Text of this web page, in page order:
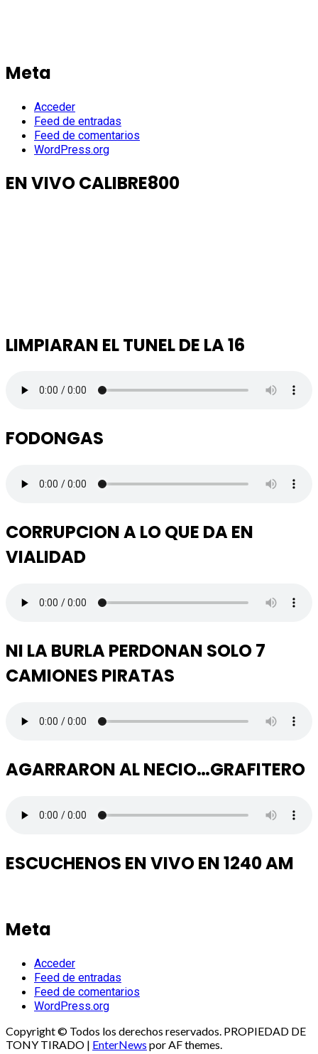
Meta
Acceder
Feed de entradas
Feed de comentarios
WordPress.org
EN VIVO CALIBRE800
LIMPIARAN EL TUNEL DE LA 16
FODONGAS
CORRUPCION A LO QUE DA EN
VIALIDAD
NI LA BURLA PERDONAN SOLO 7
CAMIONES PIRATAS
AGARRARON AL NECIO…GRAFITERO
ESCUCHENOS EN VIVO EN 1240 AM
Meta
Acceder
Feed de entradas
Feed de comentarios
WordPress.org
Copyright © Todos los derechos reservados. PROPIEDAD DE
TONY TIRADO | EnterNews por AF themes.